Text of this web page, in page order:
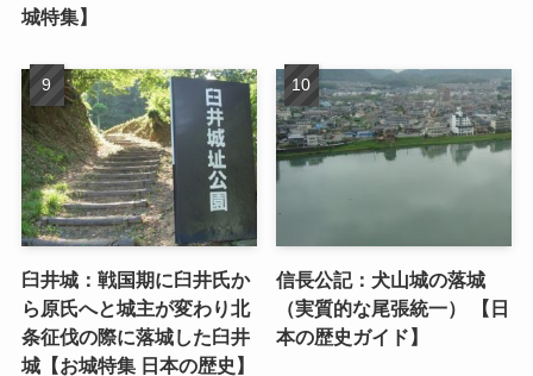
城特集】
臼井城：戦国期に臼井氏か
ら原氏へと城主が変わり北
条征伐の際に落城した臼井
城【お城特集 日本の歴史】
信長公記：犬山城の落城
（実質的な尾張統一） 【日
本の歴史ガイド】